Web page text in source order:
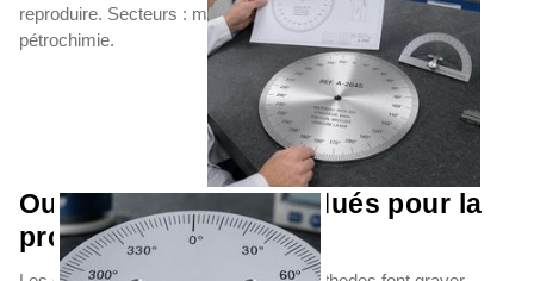
reproduire. Secteurs : maintenance industrielle, énergie,
pétrochimie.
Outils de contrôle gradués pour la
production en série